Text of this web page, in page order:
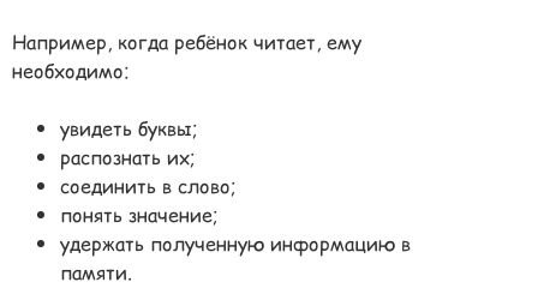
Например, когда ребёнок читает, ему
необходимо:
увидеть буквы;
распознать их;
соединить в слово;
понять значение;
удержать полученную информацию в
памяти.